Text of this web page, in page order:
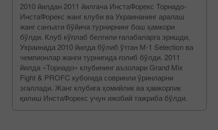
2010 йилдан 2011 йилгача ИнстаФорекс Торнадо-
ИнстаФорекс жанг клуби ва Украинанинг аралаш
жанг санъати бўйича турнирнинг бош ҳамкори
бўлди. Клуб кўплаб белгили ғалабаларга эришди,
Украинада 2010 йилда бўлиб ўтган М-1 Selection ва
чемпионлар жанги турнигида ғолиб бўлди. 2011
йилда «Торнадо» клубининг аъзолари Grand Mix
Fight & PROFC кубогида совринли ўринларни
эгаллади. Жанг клубига ҳомийлик ва ҳамкорлик
қилиш ИнстаФорекс учун ижобий тажриба бўлди.